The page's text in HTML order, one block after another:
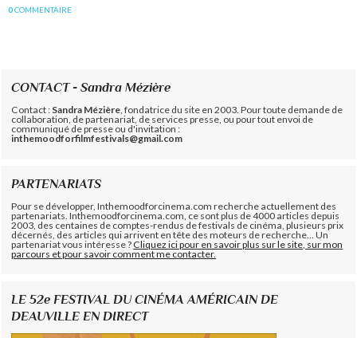
0COMMENTAIRE
CONTACT - Sandra Mézière
Contact : Sandra Mézière , fondatrice du site en 2003. Pour toute demande de
collaboration, de partenariat, de services presse, ou pour tout envoi de
communiqué de presse ou d'invitation :
inthemoodforfilmfestivals@gmail.com
PARTENARIATS
Pour se développer, Inthemoodforcinema.com recherche actuellement des
partenariats. Inthemoodforcinema.com, ce sont plus de 4000 articles depuis
2003, des centaines de comptes-rendus de festivals de cinéma, plusieurs prix
décernés, des articles qui arrivent en tête des moteurs de recherche... Un
partenariat vous intéresse ?Cliquez ici pour en savoir plus sur le site, sur mon
parcours et pour savoir comment me contacter.
LE 52e FESTIVAL DU CINÉMA AMÉRICAIN DE
DEAUVILLE EN DIRECT